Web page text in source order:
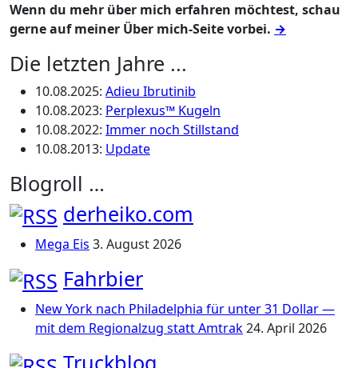
Wenn du mehr über mich erfahren möchtest, schau
gerne auf meiner Über mich-Seite vorbei. →
Die letzten Jahre ...
10.08.2025: Adieu Ibrutinib
10.08.2023: Perplexus™ Kugeln
10.08.2022: Immer noch Stillstand
10.08.2013: Update
Blogroll …
derheiko.com
Mega Eis 3. August 2026
Fahrbier
New York nach Philadelphia für unter 31 Dollar —
mit dem Regionalzug statt Amtrak24. April 2026